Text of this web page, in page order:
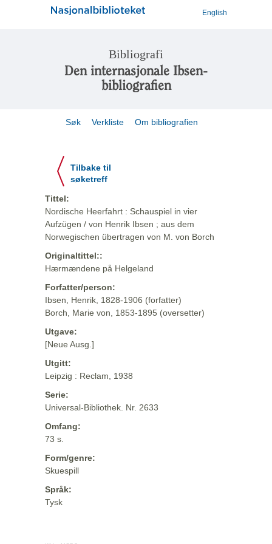
English
Bibliografi
Den internasjonale Ibsen-
bibliografien
Søk Verkliste Om bibliografien
Tilbake til
søketreff
Tittel:
Nordische Heerfahrt : Schauspiel in vier
Aufzügen / von Henrik Ibsen ; aus dem
Norwegischen übertragen von M. von Borch
Originaltittel::
Hærmændene på Helgeland
Forfatter/person:
Ibsen, Henrik, 1828-1906 (forfatter)
Borch, Marie von, 1853-1895 (oversetter)
Utgave:
[Neue Ausg.]
Utgitt:
Leipzig : Reclam, 1938
Serie:
Universal-Bibliothek. Nr. 2633
Omfang:
73 s.
Form/genre:
Skuespill
Språk:
Tysk